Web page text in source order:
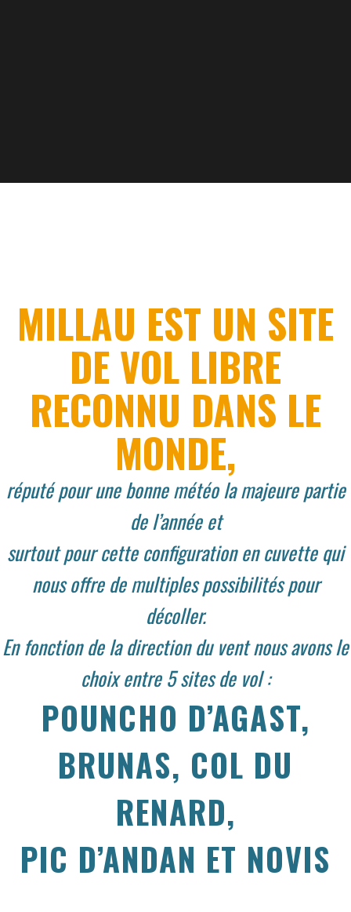
MILLAU EST UN SITE
DE VOL LIBRE
RECONNU DANS LE
MONDE,
réputé pour une bonne météo la majeure partie
de l’année et
surtout pour cette configuration en cuvette qui
nous offre de multiples possibilités pour
décoller.
En fonction de la direction du vent nous avons le
choix entre 5 sites de vol :
POUNCHO D’AGAST,
BRUNAS, COL DU
RENARD,
PIC D’ANDAN ET NOVIS